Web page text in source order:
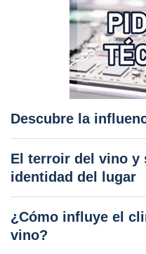
Descubre la
El terroir del vino y
identidad del lugar
¿Cómo influye el
vino?